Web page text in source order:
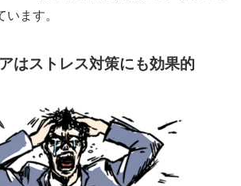
ます。
はストレス対策にも効果的